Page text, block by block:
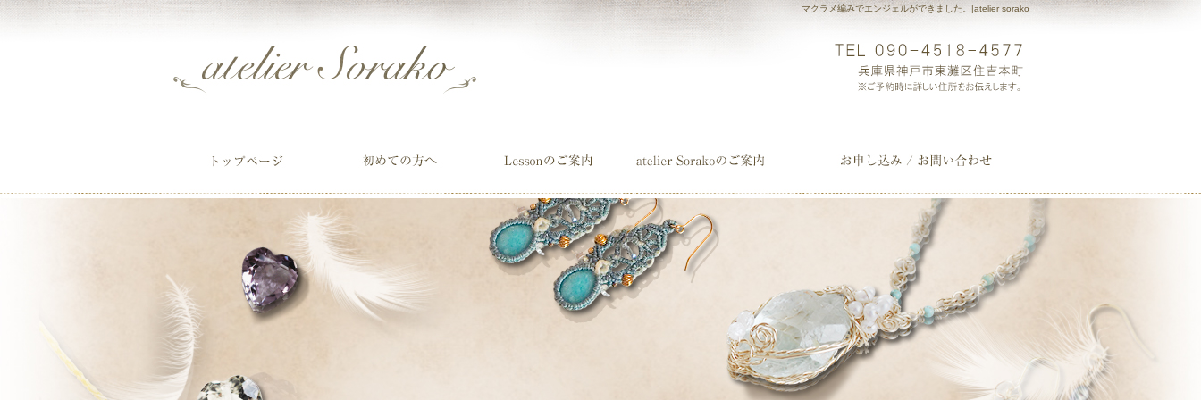
マクラメ編みでエンジェルができました。|atelier sorako